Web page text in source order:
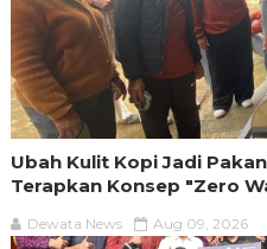
Ubah Kulit Kopi Jadi
Terapkan Konsep "Zero
Dewata News Aug 09, 2026